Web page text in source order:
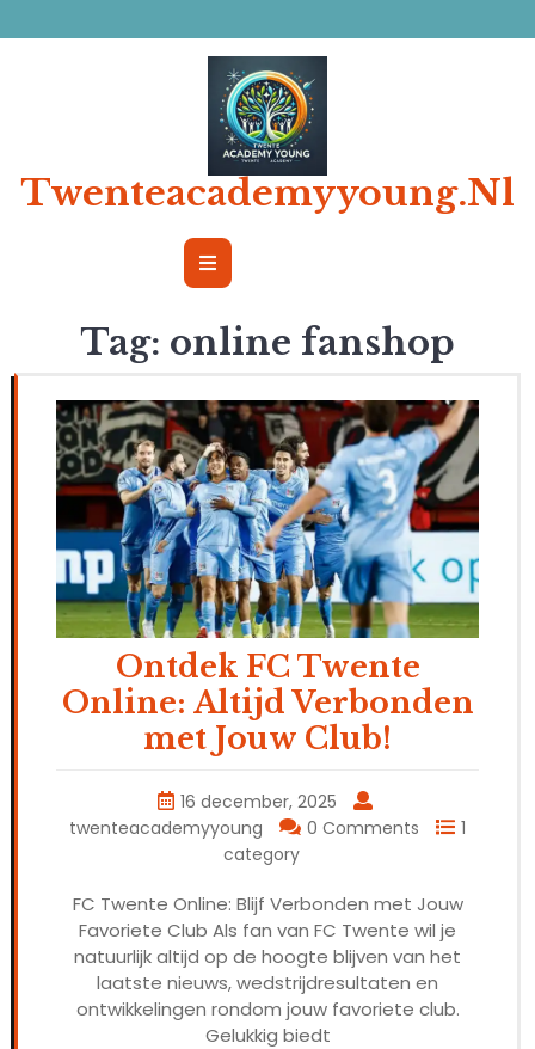
naar
Twenteacademyyoung.nl
Open
Tag: online fanshop
Ontdek FC Twente
Online: Altijd Verbonden
met Jouw Club!
16 december, 2025
twenteacademyyoung
0 Comments
1
category
FC Twente Online: Blijf Verbonden met Jouw
Favoriete Club Als fan van FC Twente wil je
natuurlijk altijd op de hoogte blijven van het
laatste nieuws, wedstrijdresultaten en
ontwikkelingen rondom jouw favoriete club.
Gelukkig biedt